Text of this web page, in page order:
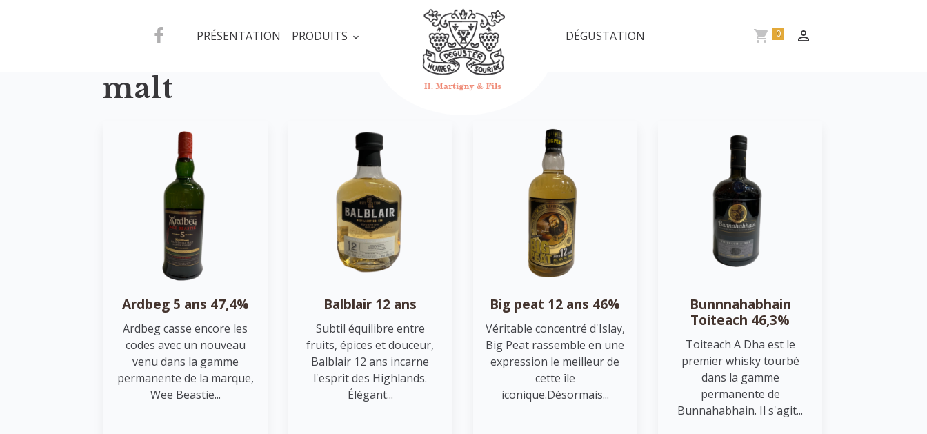
PRÉSENTATION PRODUITS DÉGUSTATION 0
malt
Ardbeg 5 ans 47,4%
Ardbeg casse encore les
codes avec un nouveau
venu dans la gamme
permanente de la marque,
Wee Beastie...
Balblair 12 ans
Subtil équilibre entre
fruits, épices et douceur,
Balblair 12 ans incarne
l'esprit des Highlands.
Élégant...
Big peat 12 ans 46%
Véritable concentré d'Islay,
Big Peat rassemble en une
expression le meilleur de
cette île
iconique.Désormais...
Bunnnahabhain
Toiteach 46,3%
Toiteach A Dha est le
premier whisky tourbé
dans la gamme
permanente de
Bunnahabhain. Il s'agit...